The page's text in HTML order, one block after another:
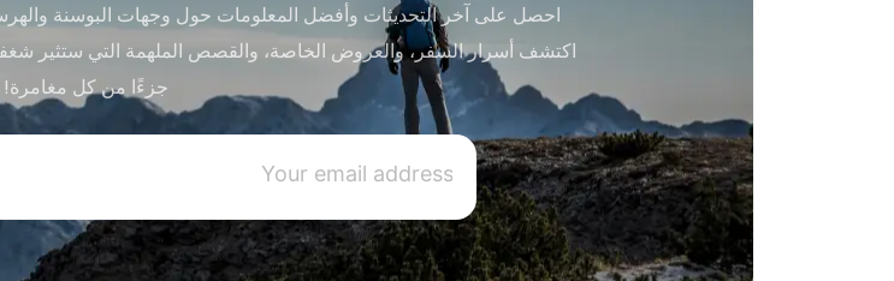
احصل على آخر التحديثات وأفضل المعلومات حول وجهات البوسنة
اكتشف أسرار السفر، والعروض الخاصة، والقصص الملهمة التي ستثير
جزءًا من كل مغامرة!